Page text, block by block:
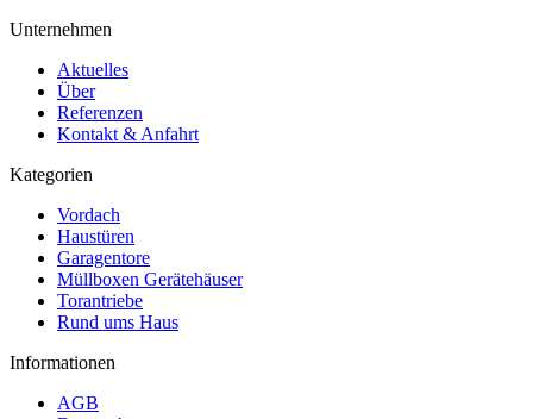
Unternehmen
Aktuelles
Über
Referenzen
Kontakt & Anfahrt
Kategorien
Vordach
Haustüren
Garagentore
Müllboxen Gerätehäuser
Torantriebe
Rund ums Haus
Informationen
AGB